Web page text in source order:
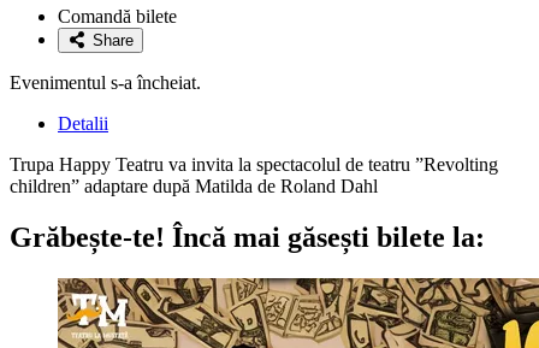
favoriteComandă bilete
Share
Evenimentul s-a încheiat.
Detalii
Trupa Happy Teatru va invita la spectacolul de teatru ”Revolting
children” adaptare după Matilda de Roland Dahl
Grăbește-te! Încă mai găsești bilete la: